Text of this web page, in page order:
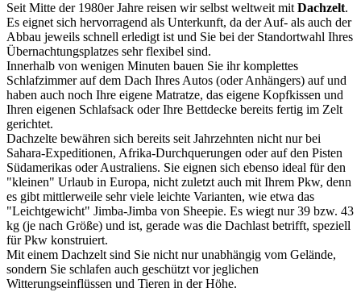
Seit Mitte der 1980er Jahre reisen wir selbst weltweit mit Dachzelt.
Es eignet sich hervorragend als Unterkunft, da der Auf- als auch der
Abbau jeweils schnell erledigt ist und Sie bei der Standortwahl Ihres
Übernachtungsplatzes sehr flexibel sind.
Innerhalb von wenigen Minuten bauen Sie ihr komplettes
Schlafzimmer auf dem Dach Ihres Autos (oder Anhängers) auf und
haben auch noch Ihre eigene Matratze, das eigene Kopfkissen und
Ihren eigenen Schlafsack oder Ihre Bettdecke bereits fertig im Zelt
gerichtet.
Dachzelte bewähren sich bereits seit Jahrzehnten nicht nur bei
Sahara-Expeditionen, Afrika-Durchquerungen oder auf den Pisten
Südamerikas oder Australiens. Sie eignen sich ebenso ideal für den
"kleinen" Urlaub in Europa, nicht zuletzt auch mit Ihrem Pkw, denn
es gibt mittlerweile sehr viele leichte Varianten, wie etwa das
"Leichtgewicht" Jimba-Jimba von Sheepie. Es wiegt nur 39 bzw. 43
kg (je nach Größe) und ist, gerade was die Dachlast betrifft, speziell
für Pkw konstruiert.
Mit einem Dachzelt sind Sie nicht nur unabhängig vom Gelände,
sondern Sie schlafen auch geschützt vor jeglichen
Witterungseinflüssen und Tieren in der Höhe.